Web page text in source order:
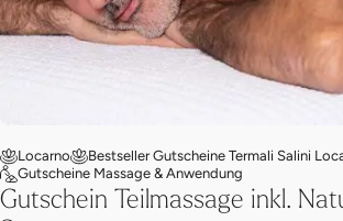
Locarno
Bestseller Gutscheine Termali Salini
Gutscheine Massage & Anwendung
Gutschein Teilmassage inkl.